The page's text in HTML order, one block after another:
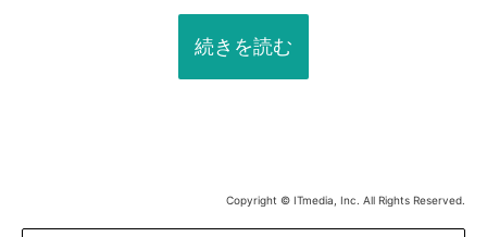
続きを読む
Copyright © ITmedia, Inc. All Rights Reserved.